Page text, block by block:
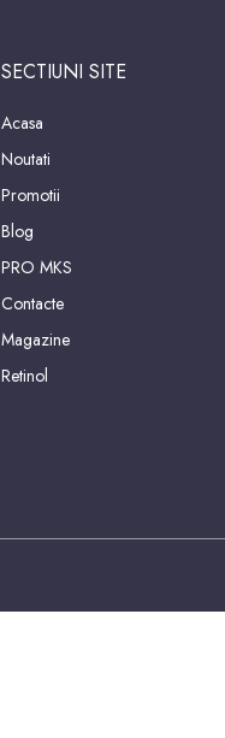
SECTIUNI SITE
Acasa
Noutati
Promotii
Blog
PRO MKS
Contacte
Magazine
Retinol